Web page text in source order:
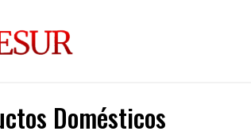
Domésticos